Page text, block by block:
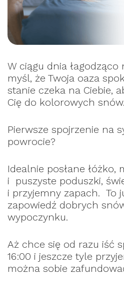
W ciągu dnia łagodząco
myśl, że Twoja oaza
stanie czeka na Ciebie,
Cię do kolorowych snów.
Pierwsze spojrzenie na
powrocie?
Idealnie posłane łóżko,
i puszyste poduszki,
i przyjemny zapach. To
zapowiedź dobrych
wypoczynku.
Aż chce się od razu iść
16:00 i jeszcze tyle
można sobie